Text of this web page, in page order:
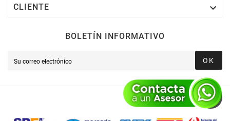
CLIENTE 
BOLETÍN INFORMATIVO
OK